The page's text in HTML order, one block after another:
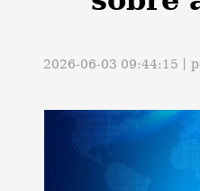
2026-06-03 09:44:15丨